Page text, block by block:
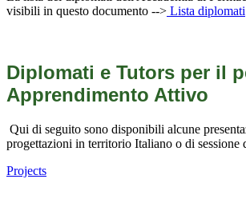
visibili in questo documento --> Lista diplomati
Diplomati e Tutors per il
Apprendimento Attivo
Qui di seguito sono disponibili alcune
progettazioni in territorio Italiano o di sessione
Projects